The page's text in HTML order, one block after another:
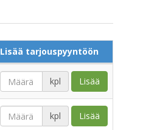
Lisää tarjouspyyntöön
kpl Lisää
kpl Lisää